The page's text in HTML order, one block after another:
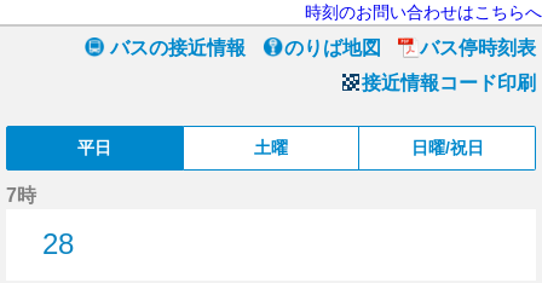
時刻のお問い合わせはこちらへ
バスの接近情報 のりば地図
バス停時刻表
接近情報コード印刷
平日 土曜 日曜/祝日
7時
28